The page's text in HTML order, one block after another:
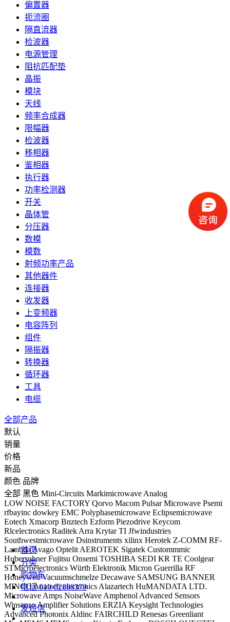
偏置器
扼流圈
隔直流器
检波器
电源管理
阻抗匹配垫
晶振
模块
天线
频率合成器
限幅器
检波器
移相器
鉴相器
执行器
功率检测器
开关
晶体管
分压器
数模
模数
射频功率产品
其他器件
连接器
收发器
上变频器
电容阵列
组件
隔振器
转换器
循环器
工具
电缆
全部产品
默认
销量
价格
新品
颜色 品牌
全部 黑色 Mini-Circuits Markimicrowave Analog
LOW NOISE FACTORY Qorvo Macom Pulsar Microwave Psemi
rfbayinc dowkey EMC Polyphasemicrowave Eclipsemicrowave
Eotech Xmacorp Bnztech Ezform Piezodrive Keycom
Rlcelectronics Raditek Arra Krytar TI Jfwindustries
Southwestmicrowave Dsinstruments xilinx Herotek Z-COMM RF-
LambdaAvago Optelit AEROTEK Sigatek Custommmic
Hubersuhner Fujitsu Onsemi TOSHIBA SEDI KR TE Coolgear
STMicroelectronics Würth Elektronik Micron Guerrilla RF
Honeywell Vacuumschmelze Decawave SAMSUNG BANNER
MINCOAnatech electronics Alazartech HuMANDATA LTD.
Microwave Amps NoiseWave Amphenol Advanced Sensors
Winsenso Amplifier Solutions ERZIA Keysight Technologies
Advanced Photonix Aldinc FAIRCHILD Renesas Greenliant
首页
分类
购物车
电话 010-82888379
发短信